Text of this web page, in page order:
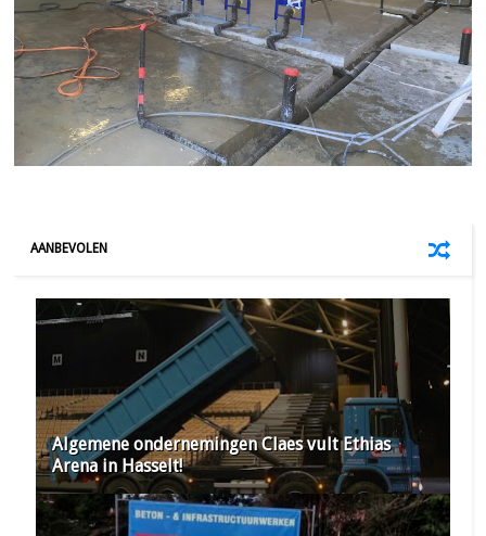
AANBEVOLEN
Algemene ondernemingen Claes vult Ethias
Arena in Hasselt!